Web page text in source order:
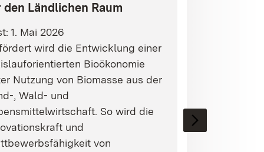
den Ländlichen Raum
1. Mai 2026
wird die Entwicklung einer
Bioökonomie
Nutzung von Biomasse aus der
, Wald- und
So wird die
und
von